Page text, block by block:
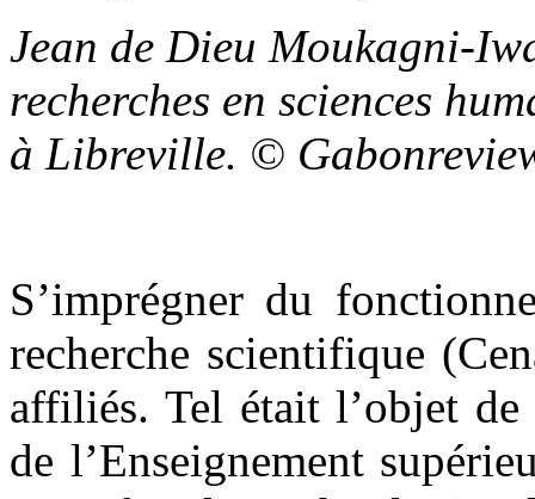
Jean de Dieu Moukagni-
recherches en sciences
à Libreville. ©
S’imprégner du
recherche scientifique
affiliés. Tel était l’objet
de l’Enseignement